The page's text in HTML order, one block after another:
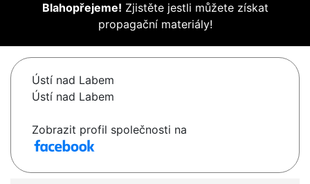
Blahopřejeme! Zjistěte jestli můžete získat
propagační materiály!
Ústí nad Labem
Ústí nad Labem
Zobrazit profil společnosti na